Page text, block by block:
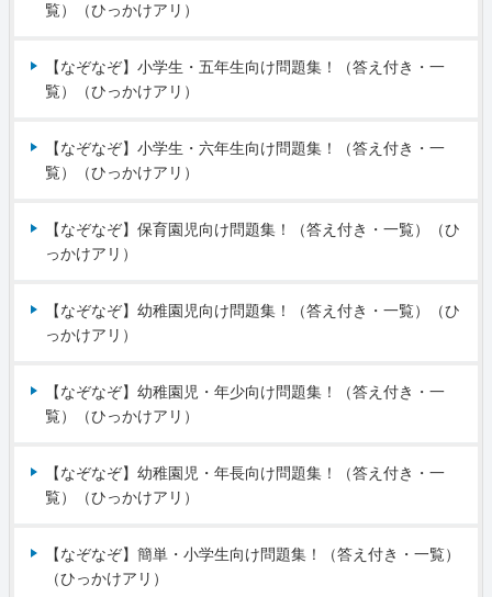
覧）（ひっかけアリ）
【なぞなぞ】小学生・五年生向け問題集！（答え付き・一
覧）（ひっかけアリ）
【なぞなぞ】小学生・六年生向け問題集！（答え付き・一
覧）（ひっかけアリ）
【なぞなぞ】保育園児向け問題集！（答え付き・一覧）（ひ
っかけアリ）
【なぞなぞ】幼稚園児向け問題集！（答え付き・一覧）（ひ
っかけアリ）
【なぞなぞ】幼稚園児・年少向け問題集！（答え付き・一
覧）（ひっかけアリ）
【なぞなぞ】幼稚園児・年長向け問題集！（答え付き・一
覧）（ひっかけアリ）
【なぞなぞ】簡単・小学生向け問題集！（答え付き・一覧）
（ひっかけアリ）